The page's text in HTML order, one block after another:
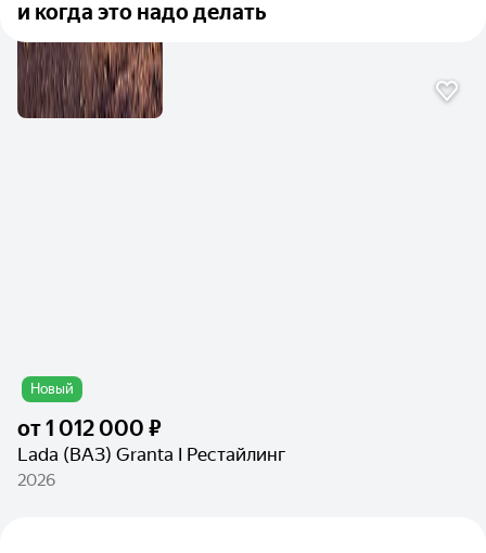
и когда это надо делать
Новый
от1 012 000 ₽
Lada (ВАЗ) Granta I Рестайлинг
2026